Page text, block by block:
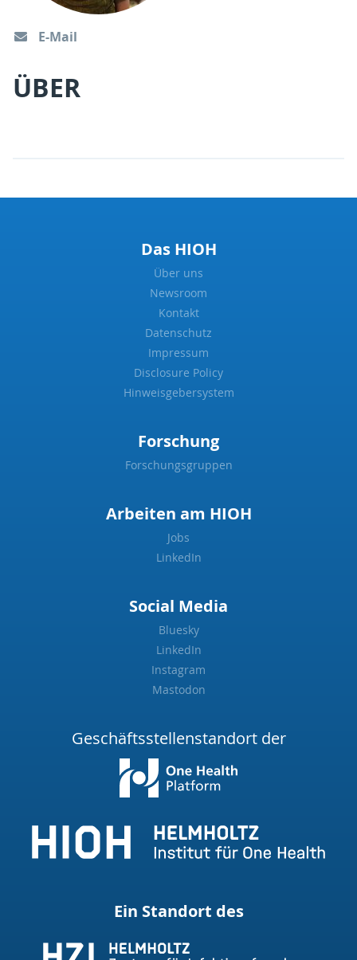
ÜBER
E-Mail
Das HIOH
Über uns
Newsroom
Kontakt
Datenschutz
Impressum
Disclosure Policy
Hinweisgebersystem
Forschung
Forschungsgruppen
Arbeiten am HIOH
Jobs
LinkedIn
Social Media
Bluesky
LinkedIn
Instagram
Mastodon
Geschäftsstellenstandort der
Ein Standort des